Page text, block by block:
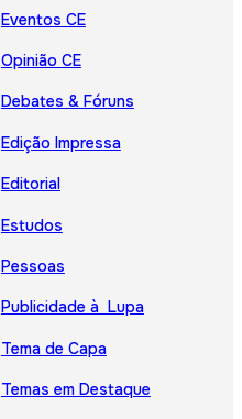
Eventos CE
Opinião CE
Debates & Fóruns
Edição Impressa
Editorial
Estudos
Pessoas
Publicidade à Lupa
Tema de Capa
Temas em Destaque